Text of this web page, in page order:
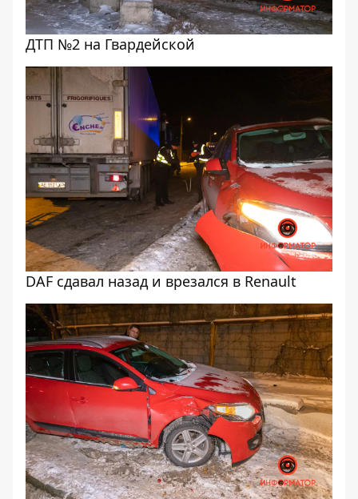
ДТП №2 на Гвардейской
DAF сдавал назад и врезался в Renault